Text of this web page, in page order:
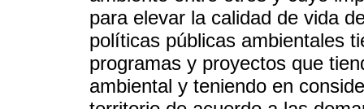
para elevar la calidad de vida
políticas públicas ambientales
programas y proyectos que
ambiental y teniendo en